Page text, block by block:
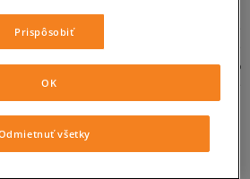
americkej značky sú plné
originálnych vzorov, čo poskytuje
pri tvorení štýlových setov so
Vans Reissue ponúka osviežené
modelov z portfólia výrobcu
nadšencami.
so značkou Vans
Prispôsobiť
všetky
OK